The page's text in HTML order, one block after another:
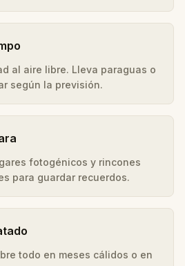
al aire libre. Lleva paraguas o
según la previsión.
fotogénicos y rincones
para guardar recuerdos.
todo en meses cálidos o en